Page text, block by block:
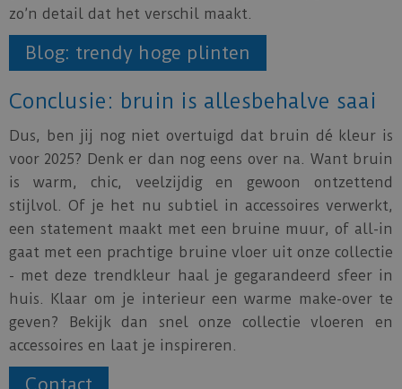
zo’n detail dat het verschil maakt.
Blog: trendy hoge plinten
Conclusie: bruin is allesbehalve saai
Dus, ben jij nog niet overtuigd dat bruin dé kleur is
voor 2025? Denk er dan nog eens over na. Want bruin
is warm, chic, veelzijdig en gewoon ontzettend
stijlvol. Of je het nu subtiel in accessoires verwerkt,
een statement maakt met een bruine muur, of all-in
gaat met een prachtige bruine vloer uit onze collectie
- met deze trendkleur haal je gegarandeerd sfeer in
huis. Klaar om je interieur een warme make-over te
geven? Bekijk dan snel onze collectie vloeren en
accessoires en laat je inspireren.
Contact